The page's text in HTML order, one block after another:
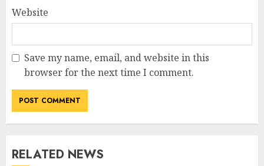
Website
Save my name, email, and website in this
browser for the next time I comment.
RELATED NEWS